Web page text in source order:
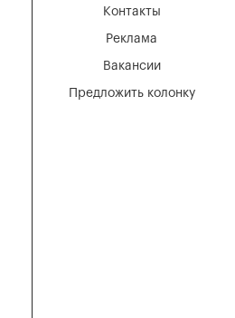
Вакансии
Реклама
Контакты
Предложить колонку